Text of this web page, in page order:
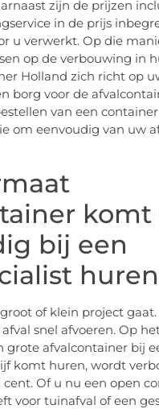
zijn de prijzen
in de prijs
u verwerkt. Op die
op de verbouwing in
Holland zich richt op
borg voor de
van een
om eenvoudig van uw
komt
bij een
huren
of klein project
snel afvoeren. Op het
grote afvalcontainer bij
komt huren, wordt
Of u nu een open
voor tuinafval of een